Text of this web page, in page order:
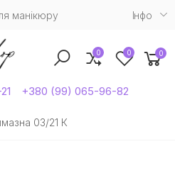
манікюру Iнфо
menu
+380 (99) 065-96-82
0 0 0
03/21 К